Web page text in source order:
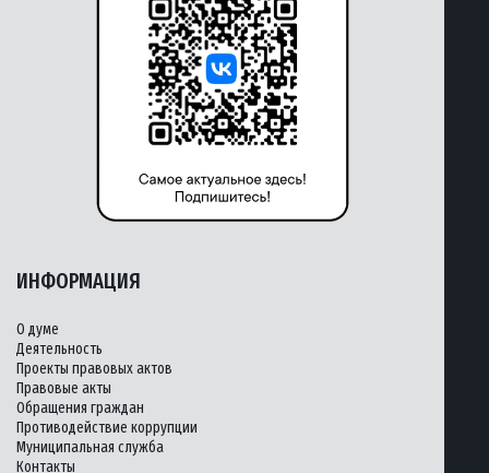
ИНФОРМАЦИЯ
О думе
Деятельность
Проекты правовых актов
Правовые акты
Обращения граждан
Противодействие коррупции
Муниципальная служба
Контакты